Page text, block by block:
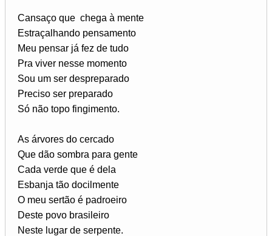
Cansaço que chega à mente
Estraçalhando pensamento
Meu pensar já fez de tudo
Pra viver nesse momento
Sou um ser despreparado
Preciso ser preparado
Só não topo fingimento.
As árvores do cercado
Que dão sombra para gente
Cada verde que é dela
Esbanja tão docilmente
O meu sertão é padroeiro
Deste povo brasileiro
Neste lugar de serpente.